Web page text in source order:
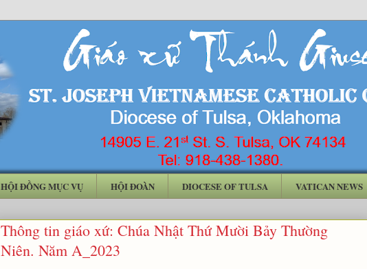
HỘI ĐỒNG MỤC VỤ HỘI ĐOÀN DIOCESE OF TULSA VATICAN NEWS
Thông tin giáo xứ: Chúa Nhật Thứ Mười Bảy Thường
Niên. Năm A_2023